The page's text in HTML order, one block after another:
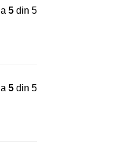
5 din 5
5 din 5